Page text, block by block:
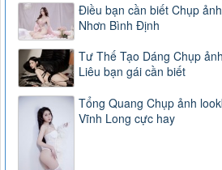
Điều bạn cần biết Chụp
Nhơn Bình Định
Tư Thế Tạo Dáng Chụp
Liêu bạn gái cần biết
Tổng Quang Chụp ảnh
Vĩnh Long cực hay